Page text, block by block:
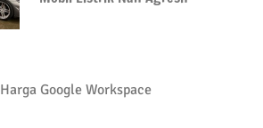
Harga Google Workspace